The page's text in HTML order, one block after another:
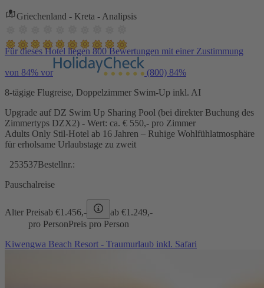
Griechenland - Kreta - Analipsis
Für dieses Hotel liegen 800 Bewertungen mit einer Zustimmung
von 84% vor (800) 84%
8-tägige Flugreise, Doppelzimmer Swim-Up inkl. AI
Upgrade auf DZ Swim Up Sharing Pool (bei direkter Buchung des
Zimmertyps DZX2) - Wert: ca. € 550,- pro Zimmer
Adults Only Stil-Hotel ab 16 Jahren – Ruhige Wohlfühlatmosphäre
für erholsame Urlaubstage zu zweit
253537Bestellnr.:
Pauschalreise
Alter Preisab €1.456,- ab €1.249,-
pro PersonPreis pro Person
Kiwengwa Beach Resort - Traumurlaub inkl. Safari